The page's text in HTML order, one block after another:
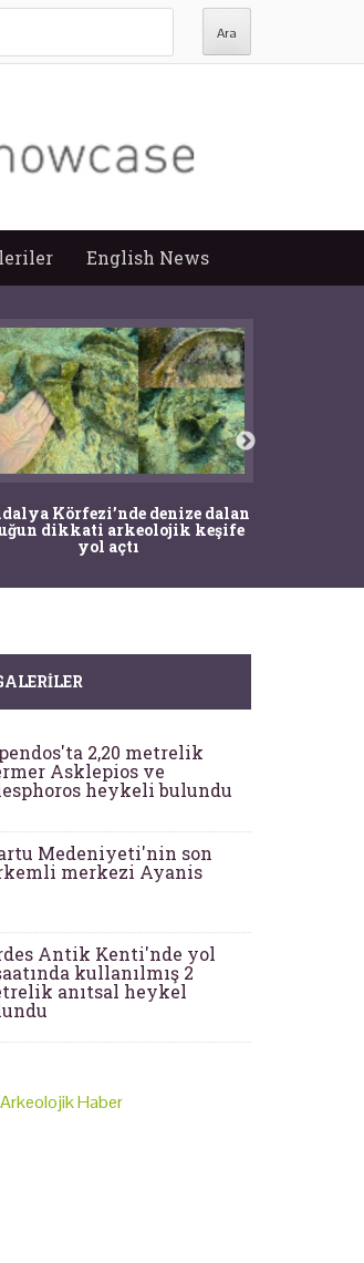
English News
Körfezi’nde denize dalan
dikkati arkeolojik keşife
yol açtı
2,20 metrelik
Asklepios ve
heykeli bulundu
Medeniyeti'nin son
merkezi Ayanis
Antik Kenti'nde yol
kullanılmış 2
anıtsal heykel